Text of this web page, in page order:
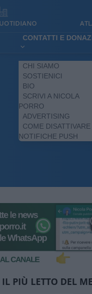
CONTATTI E
CHI SIAMO
SOSTIENICI
BIO
SCRIVI A NICOLA
PORRO
ADVERTISING
COME DISATTIVARE
NOTIFICHE PUSH
IL PIÙ LETTO DEL